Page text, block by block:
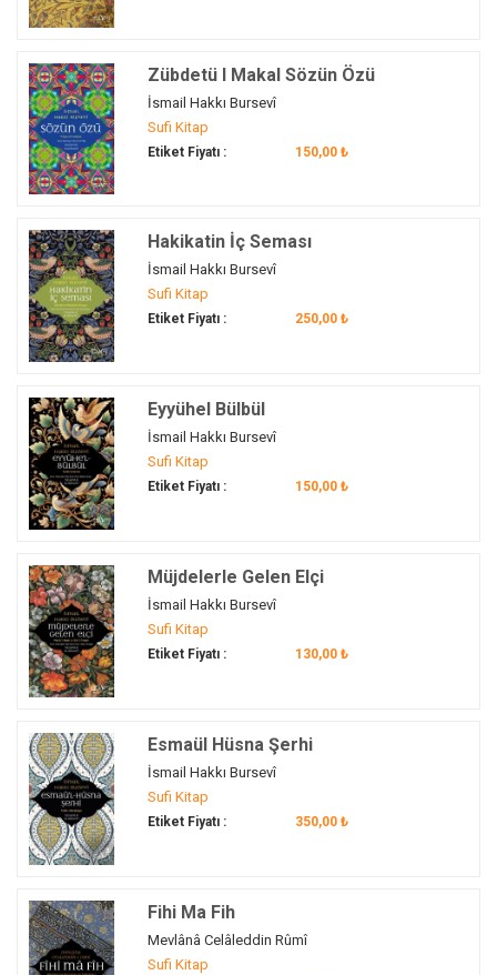
Zübdetü l Makal Sözün Özü
İsmail Hakkı Bursevî
Sufi Kitap
Etiket Fiyatı : 150,00 ₺
Hakikatin İç Seması
İsmail Hakkı Bursevî
Sufi Kitap
Etiket Fiyatı : 250,00 ₺
Eyyühel Bülbül
İsmail Hakkı Bursevî
Sufi Kitap
Etiket Fiyatı : 150,00 ₺
Müjdelerle Gelen Elçi
İsmail Hakkı Bursevî
Sufi Kitap
Etiket Fiyatı : 130,00 ₺
Esmaül Hüsna Şerhi
İsmail Hakkı Bursevî
Sufi Kitap
Etiket Fiyatı : 350,00 ₺
Fihi Ma Fih
Mevlânâ Celâleddin Rûmî
Sufi Kitap